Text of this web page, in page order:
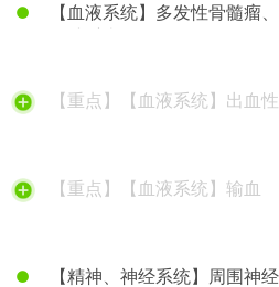
【血液系统】多发性骨髓瘤
【重点】【血液系统】出血
【重点】【血液系统】输血
【精神、神经系统】周围神